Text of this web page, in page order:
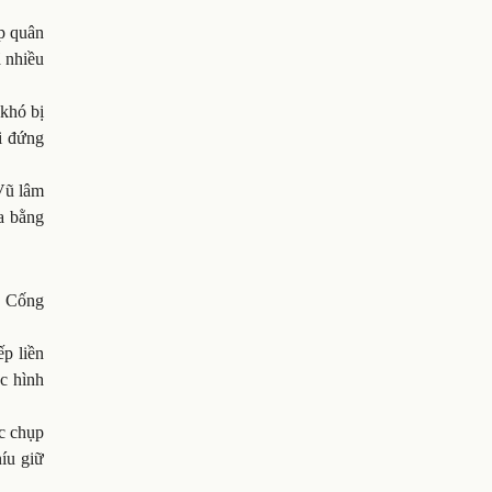
quân
nhiều
bị
đứng
lâm
bằng
Cống
liền
hình
chụp
giữ